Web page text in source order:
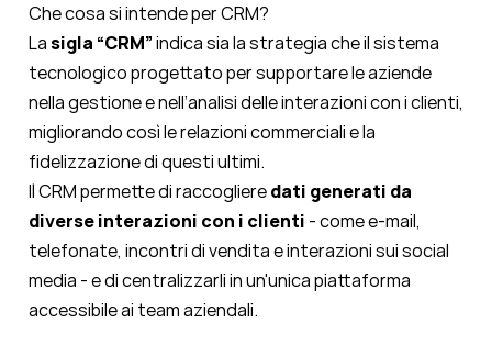
Che cosa si intende per CRM?
Lasigla “CRM”indica sia la strategia che il sistema
tecnologico progettato per supportare le aziende
nella gestione e nell’analisi delle interazioni con i clienti,
migliorando così le relazioni commerciali e la
fidelizzazione di questi ultimi.
Il CRM permette di raccoglieredati generati da
diverse interazioni con i clienti - come e-mail,
telefonate, incontri di vendita e interazioni sui social
media - e di centralizzarli in un'unica piattaforma
accessibile ai team aziendali.